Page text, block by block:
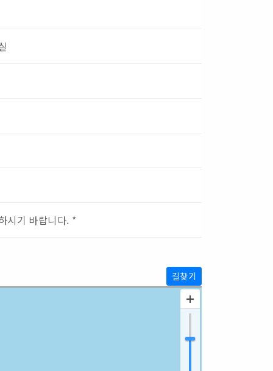
시기 바랍니다. *
길찾기